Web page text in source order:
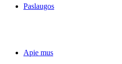
Paslaugos
Apie mus